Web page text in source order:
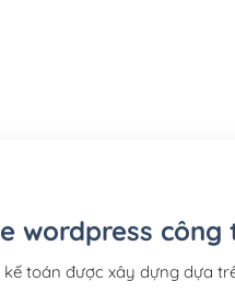
wordpress
toán được xây dựng dựa